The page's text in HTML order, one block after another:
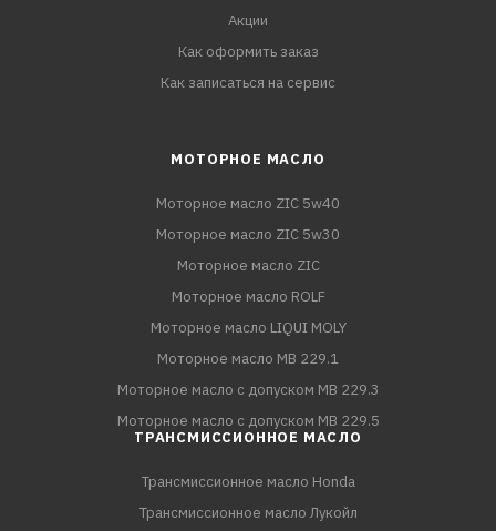
Акции
Как оформить заказ
Как записаться на сервис
МОТОРНОЕ МАСЛО
Моторное масло ZIC 5w40
Моторное масло ZIC 5w30
Моторное масло ZIC
Моторное масло ROLF
Моторное масло LIQUI MOLY
Моторное масло MB 229.1
Моторное масло с допуском MB 229.3
Моторное масло с допуском MB 229.5
ТРАНСМИССИОННОЕ МАСЛО
Трансмиссионное масло Honda
Трансмиссионное масло Лукойл